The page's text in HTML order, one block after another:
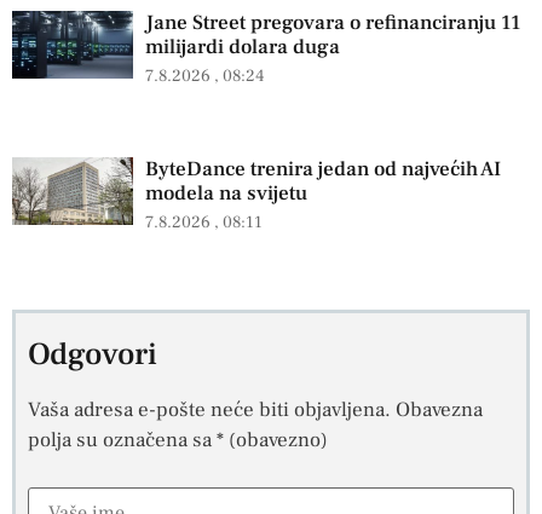
Jane Street pregovara o refinanciranju 11
milijardi dolara duga
7.8.2026 08:24
ByteDance trenira jedan od najvećih AI
modela na svijetu
7.8.2026 08:11
Odgovori
Vaša adresa e-pošte neće biti objavljena. Obavezna
polja su označena sa* (obavezno)